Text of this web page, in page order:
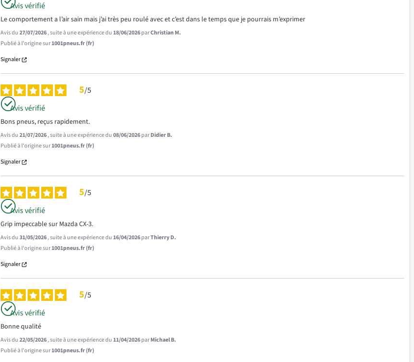
Avis vérifié
Le comportement a l’air sain mais j’ai très peu roulé avec et c’est dans le temps que je pourrais m’exprimer
Avis du27/07/2026, suite à une expérience du18/06/2026parChristian M.
Publié à l'origine sur1001pneus.fr (fr)
Signaler
5/5
Avis vérifié
Bons pneus, reçus rapidement.
Avis du21/07/2026, suite à une expérience du08/06/2026parDidier B.
Publié à l'origine sur1001pneus.fr (fr)
Signaler
5/5
Avis vérifié
Grip impeccable sur Mazda CX-3.
Avis du31/05/2026, suite à une expérience du16/04/2026parThierry D.
Publié à l'origine sur1001pneus.fr (fr)
Signaler
5/5
Avis vérifié
Bonne qualité
Avis du22/05/2026, suite à une expérience du11/04/2026parMichael B.
Publié à l'origine sur1001pneus.fr (fr)